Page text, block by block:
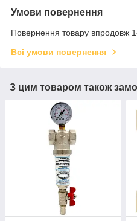
Умови повернення
Повернення товару впродовж
Всі умови повернення
З цим товаром також